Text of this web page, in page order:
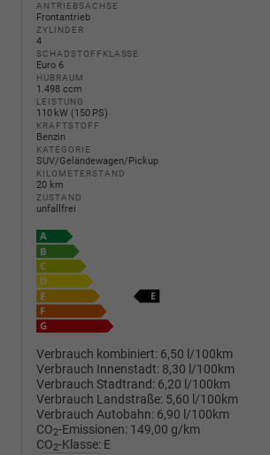
ANTRIEBSACHSE
Frontantrieb
ZYLINDER
4
SCHADSTOFFKLASSE
Euro 6
HUBRAUM
1.498 ccm
LEISTUNG
110 kW (150 PS)
KRAFTSTOFF
Benzin
KATEGORIE
SUV/Geländewagen/Pickup
KILOMETERSTAND
20 km
ZUSTAND
unfallfrei
Verbrauch kombiniert: 6,50 l/100km
Verbrauch Innenstadt: 8,30 l/100km
Verbrauch Stadtrand: 6,20 l/100km
Verbrauch Landstraße: 5,60 l/100km
Verbrauch Autobahn: 6,90 l/100km
CO2-Emissionen: 149,00 g/km
CO2-Klasse: E